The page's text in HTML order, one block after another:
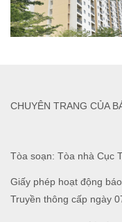
Tòa soạn: Tòa nhà Cục
Giấy phép hoạt động
Truyền thông cấp ngày
CHUYÊN TRANG CỦA